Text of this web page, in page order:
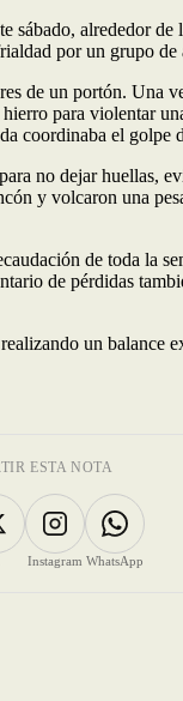
sábado, alrededor de
por un grupo de
de un portón. Una
para violentar
coordinaba el
no dejar huellas,
y volcaron una
de toda la
de pérdidas
un balance
ESTA NOTA
Instagram WhatsApp